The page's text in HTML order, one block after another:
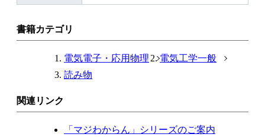
書籍カテゴリ
電気電子・応用物理
電気工学一般
読み物
関連リンク
「マジわからん」シリーズのご案内